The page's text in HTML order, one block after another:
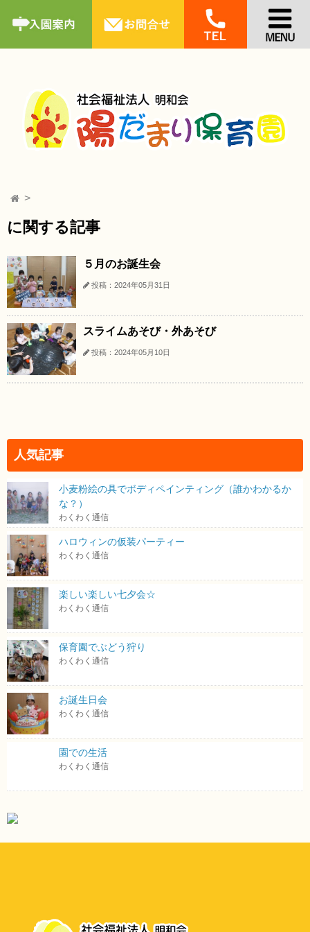
に関する記事
５月のお誕生会
投稿：2024年05月31日
スライムあそび・外あそび
投稿：2024年05月10日
人気記事
小麦粉絵の具でボディペインティング（誰かわかるか
な？）
わくわく通信
ハロウィンの仮装パーティー
わくわく通信
楽しい楽しい七夕会☆
わくわく通信
保育園でぶどう狩り
わくわく通信
お誕生日会
わくわく通信
園での生活
わくわく通信